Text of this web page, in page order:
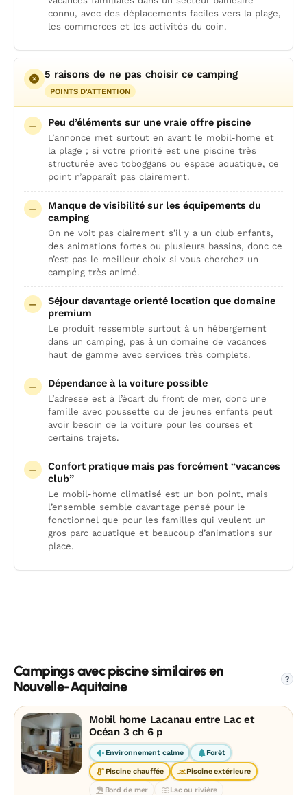
connu, avec des déplacements faciles vers la plage,
les commerces et les activités du coin.
5 raisons de ne pas choisir ce camping
POINTS D'ATTENTION
Peu d’éléments sur une vraie offre piscine
L’annonce met surtout en avant le mobil-home et
la plage ; si votre priorité est une piscine très
structurée avec toboggans ou espace aquatique, ce
point n’apparaît pas clairement.
Manque de visibilité sur les équipements du
camping
On ne voit pas clairement s’il y a un club enfants,
des animations fortes ou plusieurs bassins, donc ce
n’est pas le meilleur choix si vous cherchez un
camping très animé.
Séjour davantage orienté location que domaine
premium
Le produit ressemble surtout à un hébergement
dans un camping, pas à un domaine de vacances
haut de gamme avec services très complets.
Dépendance à la voiture possible
L’adresse est à l’écart du front de mer, donc une
famille avec poussette ou de jeunes enfants peut
avoir besoin de la voiture pour les courses et
certains trajets.
Confort pratique mais pas forcément “vacances
club”
Le mobil-home climatisé est un bon point, mais
l’ensemble semble davantage pensé pour le
fonctionnel que pour les familles qui veulent un
gros parc aquatique et beaucoup d’animations sur
place.
Campings avec piscine similaires en
Nouvelle-Aquitaine
?
Mobil home Lacanau entre Lac et
Océan 3 ch 6 p
Environnement calme Forêt
Piscine chauffée Piscine extérieure
Bord de mer Lac ou rivière